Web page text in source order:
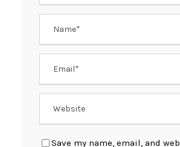
Save my name, email, and